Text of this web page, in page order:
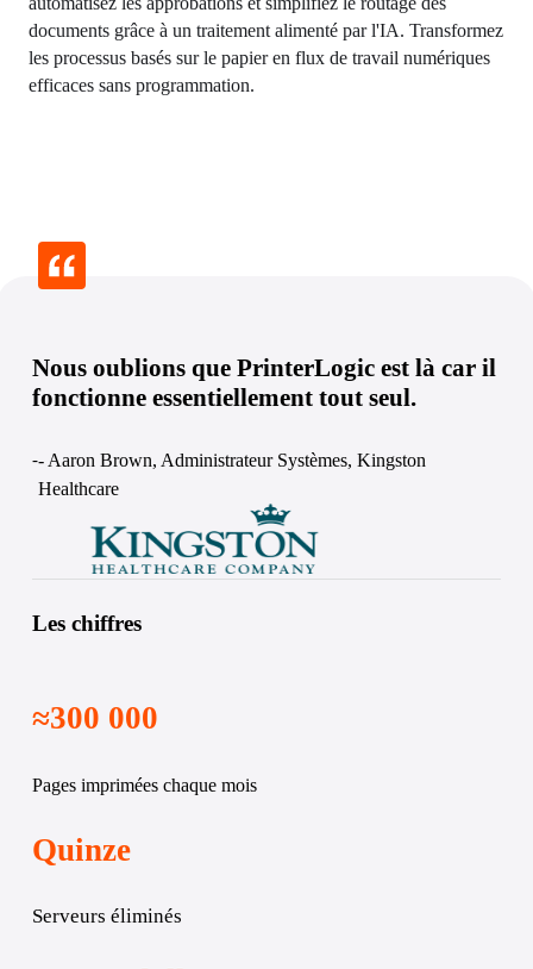
documents grâce à un traitement alimenté par l'IA. Transformez
les processus basés sur le papier en flux de travail numériques
efficaces sans programmation.
Nous oublions que PrinterLogic est là car il
fonctionne essentiellement tout seul.
-- Aaron Brown, Administrateur Systèmes, Kingston
Healthcare
Les chiffres
≈300 000
Pages imprimées chaque mois
Quinze
Serveurs éliminés